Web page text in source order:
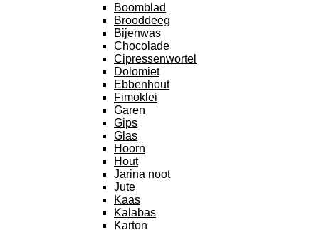
Boomblad
Brooddeeg
Bijenwas
Chocolade
Cipressenwortel
Dolomiet
Ebbenhout
Fimoklei
Garen
Gips
Glas
Hoorn
Hout
Jarina noot
Jute
Kaas
Kalabas
Karton